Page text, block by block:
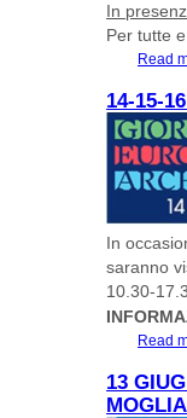
In
Per tutte
Read
14-15-
In
saranno
10.30-
Read
13